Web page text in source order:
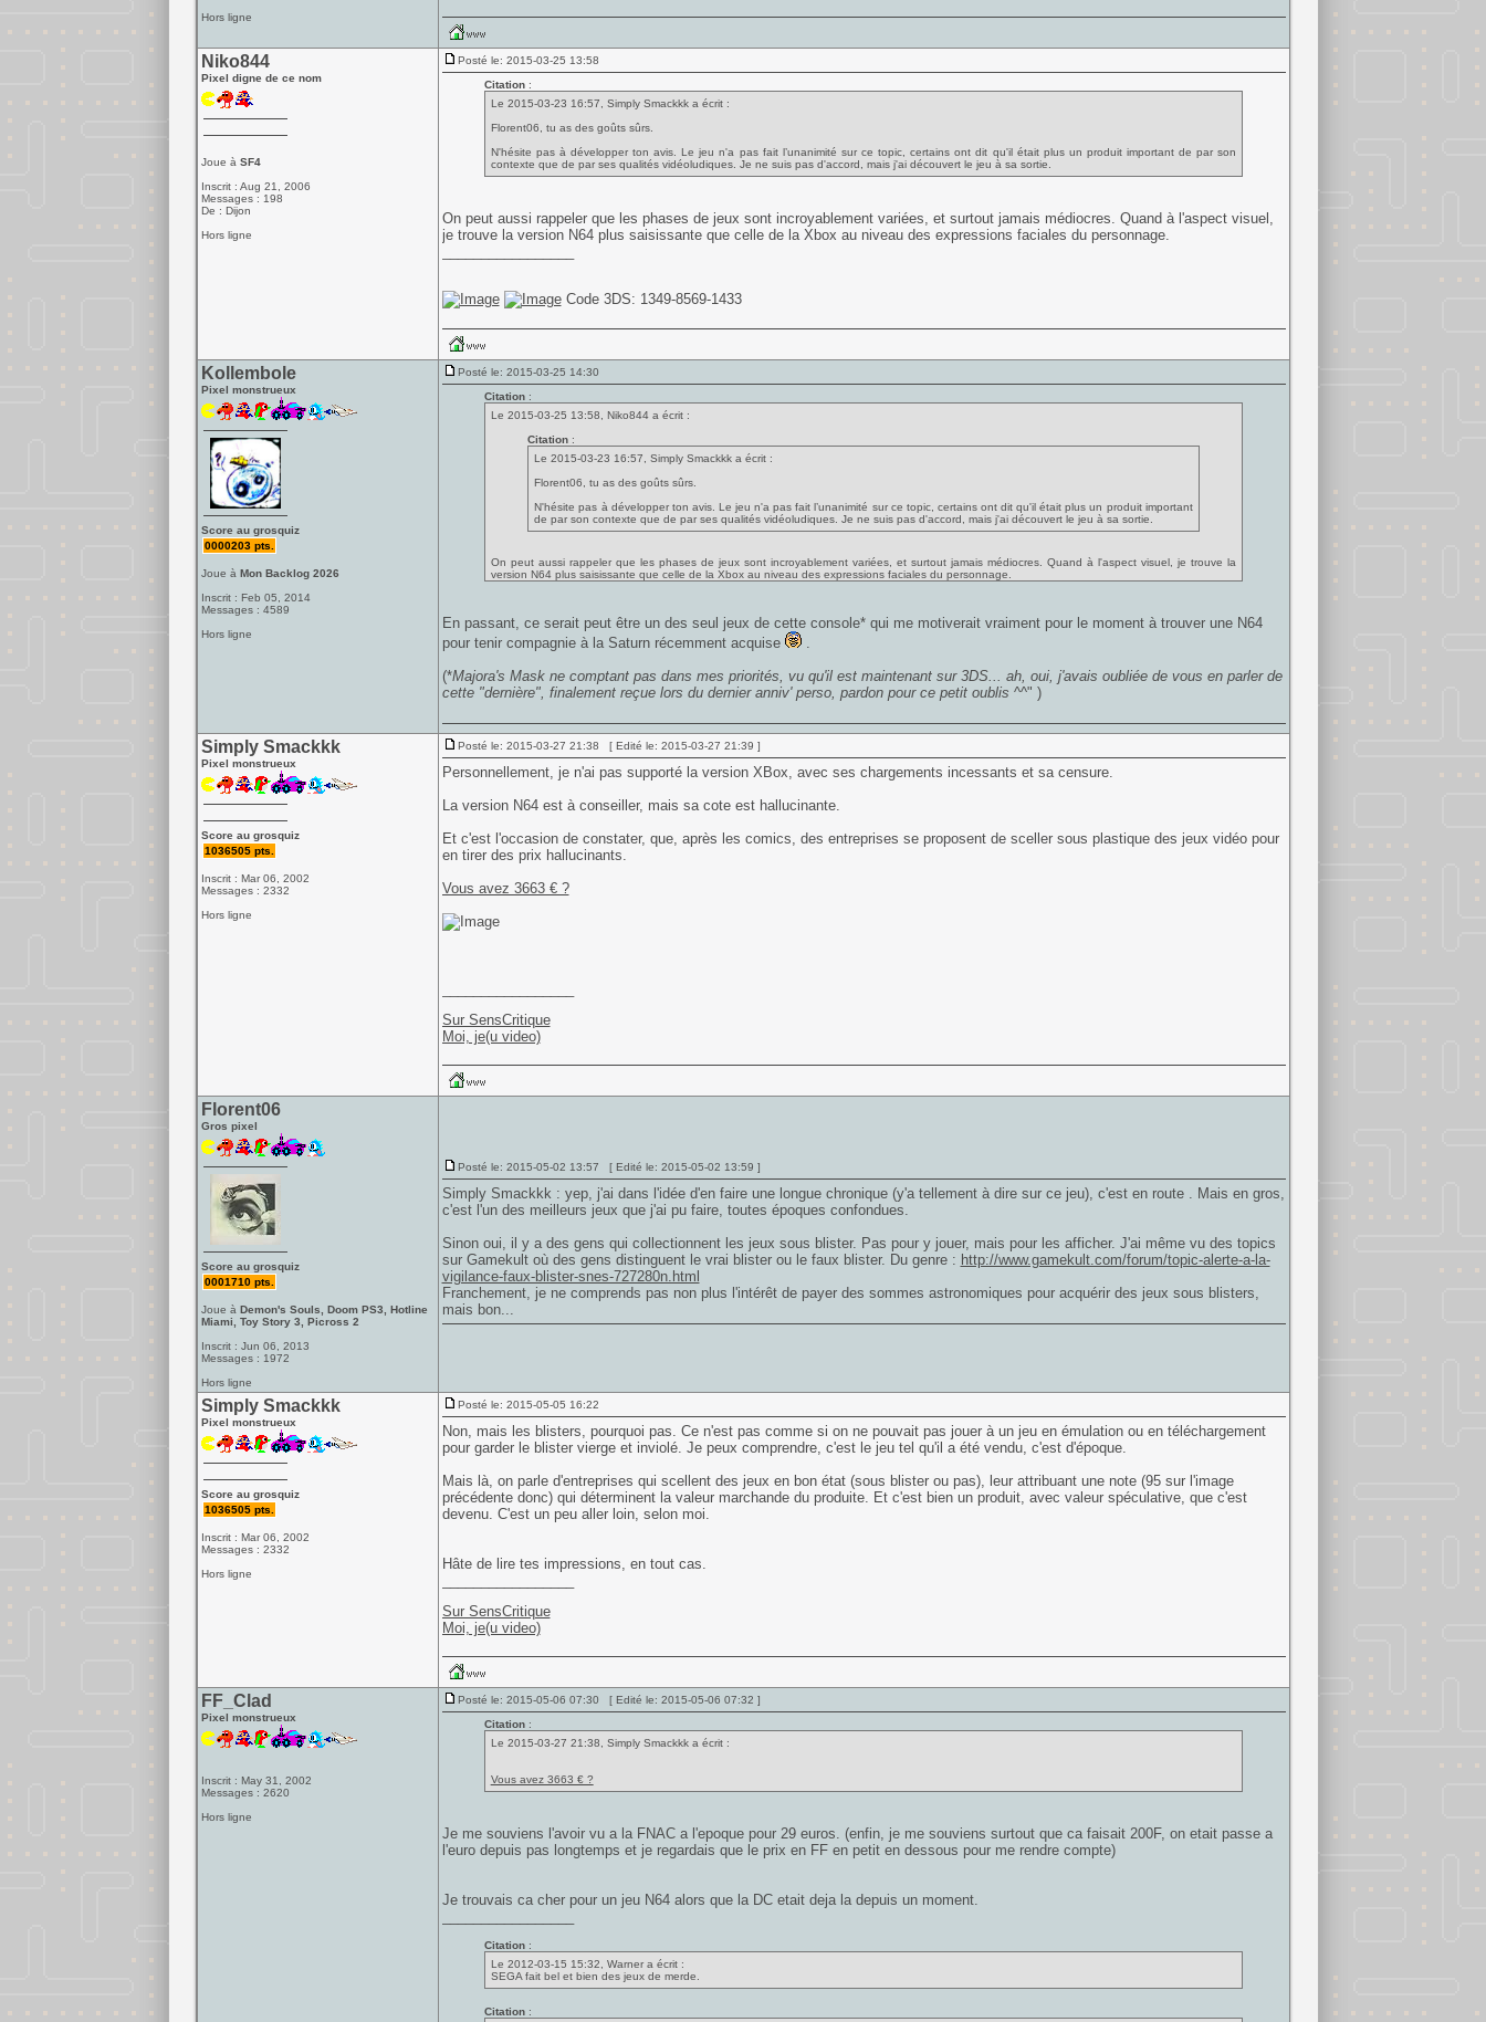
Hors ligne
Niko844
Pixel digne de ce nom
Joue à SF4
Inscrit : Aug 21, 2006
Messages : 198
De : Dijon
Hors ligne
Posté le: 2015-03-25 13:58
Citation:
Le 2015-03-23 16:57, Simply Smackkk a écrit :
Florent06, tu as des goûts sûrs.
N'hésite pas à développer ton avis. Le jeu n'a pas fait l’unanimité sur ce topic, certains ont dit qu'il était plus un produit important de par son
contexte que de par ses qualités vidéoludiques. Je ne suis pas d'accord, mais j'ai découvert le jeu à sa sortie.
On peut aussi rappeler que les phases de jeux sont incroyablement variées, et surtout jamais médiocres. Quand à l'aspect visuel,
je trouve la version N64 plus saisissante que celle de la Xbox au niveau des expressions faciales du personnage.
Code 3DS: 1349-8569-1433
Kollembole
Pixel monstrueux
Score au grosquiz
0000203 pts.
Joue à Mon Backlog 2026
Inscrit : Feb 05, 2014
Messages : 4589
Hors ligne
Posté le: 2015-03-25 14:30
Citation:
Le 2015-03-25 13:58, Niko844 a écrit :
Citation :
Le 2015-03-23 16:57, Simply Smackkk a écrit :
Florent06, tu as des goûts sûrs.
N'hésite pas à développer ton avis. Le jeu n'a pas fait l’unanimité sur ce topic, certains ont dit qu'il était plus un produit important
de par son contexte que de par ses qualités vidéoludiques. Je ne suis pas d'accord, mais j'ai découvert le jeu à sa sortie.
On peut aussi rappeler que les phases de jeux sont incroyablement variées, et surtout jamais médiocres. Quand à l'aspect visuel, je trouve la
version N64 plus saisissante que celle de la Xbox au niveau des expressions faciales du personnage.
En passant, ce serait peut être un des seul jeux de cette console* qui me motiverait vraiment pour le moment à trouver une N64
pour tenir compagnie à la Saturn récemment acquise
.
(*Majora's Mask ne comptant pas dans mes priorités, vu qu'il est maintenant sur 3DS... ah, oui, j'avais oubliée de vous en parler de
cette "dernière", finalement reçue lors du dernier anniv' perso, pardon pour ce petit oublis ^^" )
Simply Smackkk
Pixel monstrueux
Score au grosquiz
1036505 pts.
Inscrit : Mar 06, 2002
Messages : 2332
Hors ligne
Posté le: 2015-03-27 21:38 [ Edité le: 2015-03-27 21:39 ]
Personnellement, je n'ai pas supporté la version XBox, avec ses chargements incessants et sa censure.
La version N64 est à conseiller, mais sa cote est hallucinante.
Et c'est l'occasion de constater, que, après les comics, des entreprises se proposent de sceller sous plastique des jeux vidéo pour
en tirer des prix hallucinants.
Vous avez 3663 € ?
Sur SensCritique
Moi, je(u video)
Florent06
Gros pixel
Score au grosquiz
0001710 pts.
Joue à Demon's Souls, Doom PS3, Hotline
Miami, Toy Story 3, Picross 2
Inscrit : Jun 06, 2013
Messages : 1972
Hors ligne
Posté le: 2015-05-02 13:57 [ Edité le: 2015-05-02 13:59 ]
Simply Smackkk : yep, j'ai dans l'idée d'en faire une longue chronique (y'a tellement à dire sur ce jeu), c'est en route . Mais en gros,
c'est l'un des meilleurs jeux que j'ai pu faire, toutes époques confondues.
Sinon oui, il y a des gens qui collectionnent les jeux sous blister. Pas pour y jouer, mais pour les afficher. J'ai même vu des topics
sur Gamekult où des gens distinguent le vrai blister ou le faux blister. Du genre : http://www.gamekult.com/forum/topic-alerte-a-la-
vigilance-faux-blister-snes-727280n.html
Franchement, je ne comprends pas non plus l'intérêt de payer des sommes astronomiques pour acquérir des jeux sous blisters,
mais bon...
Simply Smackkk
Pixel monstrueux
Score au grosquiz
1036505 pts.
Inscrit : Mar 06, 2002
Messages : 2332
Hors ligne
Posté le: 2015-05-05 16:22
Non, mais les blisters, pourquoi pas. Ce n'est pas comme si on ne pouvait pas jouer à un jeu en émulation ou en téléchargement
pour garder le blister vierge et inviolé. Je peux comprendre, c'est le jeu tel qu'il a été vendu, c'est d'époque.
Mais là, on parle d'entreprises qui scellent des jeux en bon état (sous blister ou pas), leur attribuant une note (95 sur l'image
précédente donc) qui déterminent la valeur marchande du produite. Et c'est bien un produit, avec valeur spéculative, que c'est
devenu. C'est un peu aller loin, selon moi.
Hâte de lire tes impressions, en tout cas.
Sur SensCritique
Moi, je(u video)
FF_Clad
Pixel monstrueux
Inscrit : May 31, 2002
Messages : 2620
Hors ligne
Posté le: 2015-05-06 07:30 [ Edité le: 2015-05-06 07:32 ]
Citation:
Le 2015-03-27 21:38, Simply Smackkk a écrit :
Vous avez 3663 € ?
Je me souviens l'avoir vu a la FNAC a l'epoque pour 29 euros. (enfin, je me souviens surtout que ca faisait 200F, on etait passe a
l'euro depuis pas longtemps et je regardais que le prix en FF en petit en dessous pour me rendre compte)
Je trouvais ca cher pour un jeu N64 alors que la DC etait deja la depuis un moment.
Citation:
Le 2012-03-15 15:32, Warner a écrit :
SEGA fait bel et bien des jeux de merde.
Citation: